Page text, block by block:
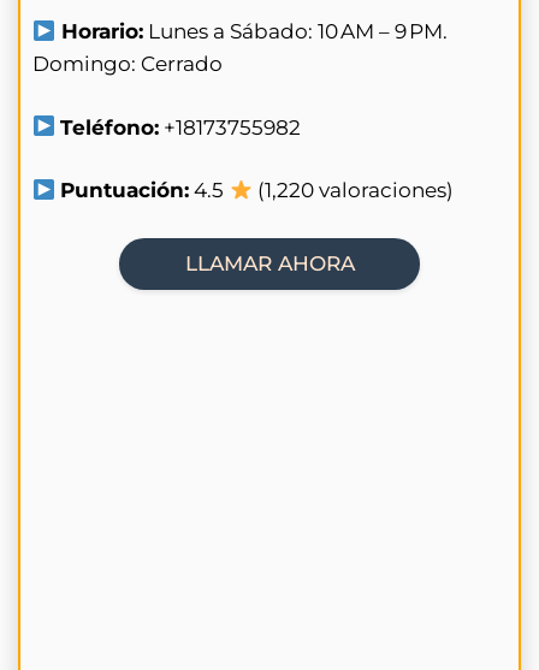
Horario: Lunes a Sábado: 10 AM – 9 PM.
Domingo: Cerrado
Teléfono: +18173755982
Puntuación: 4.5 (1,220 valoraciones)
LLAMAR AHORA